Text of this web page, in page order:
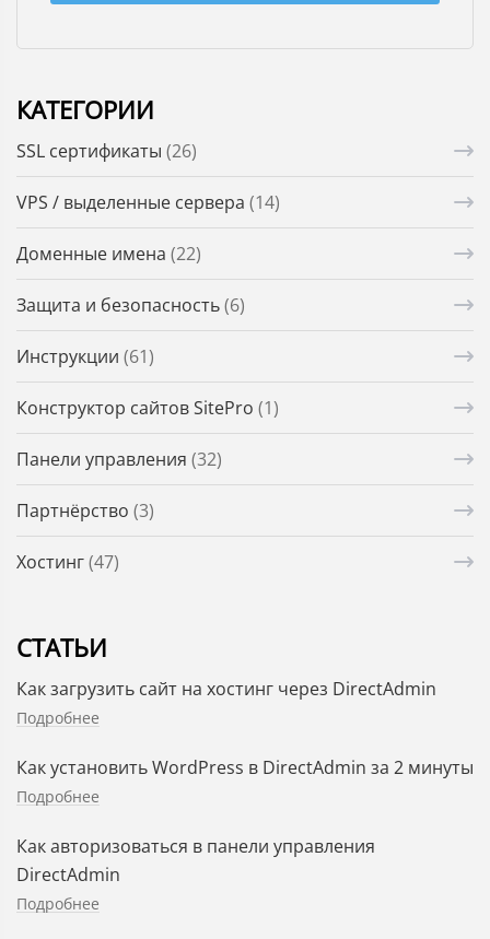
КАТЕГОРИИ
SSL сертификаты (26)
VPS / выделенные сервера (14)
Доменные имена (22)
Защита и безопасность(6)
Инструкции (61)
Конструктор сайтов SitePro (1)
Панели управления (32)
Партнёрство (3)
Хостинг(47)
СТАТЬИ
Как загрузить сайт на хостинг через DirectAdmin
Подробнее
Как установить WordPress в DirectAdmin за 2 минуты
Подробнее
Как авторизоваться в панели управления
DirectAdmin
Подробнее